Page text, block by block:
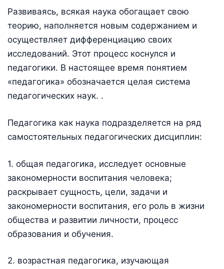
Развиваясь, всякая наука обогащает свою
теорию, наполняется новым содержанием и
осуществляет дифференциацию своих
исследований. Этот процесс коснулся и
педагогики. В настоящее время понятием
«педагогика» обозначается целая система
педагогических наук. .
Педагогика как наука подразделяется на ряд
самостоятельных педагогических дисциплин:
1. общая педагогика, исследует основные
закономерности воспитания человека;
раскрывает сущность, цели, задачи и
закономерности воспитания, его роль в жизни
общества и развитии личности, процесс
образования и обучения.
2. возрастная педагогика, изучающая